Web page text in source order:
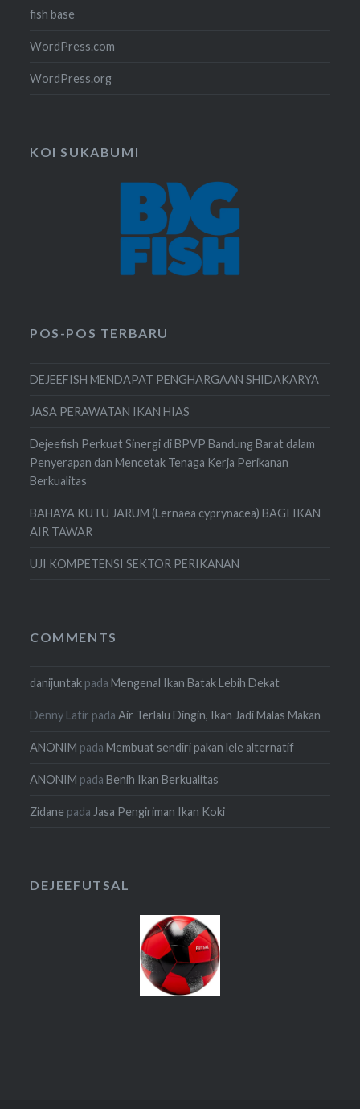
fish base
WordPress.com
WordPress.org
KOI SUKABUMI
POS-POS TERBARU
DEJEEFISH MENDAPAT PENGHARGAAN SHIDAKARYA
JASA PERAWATAN IKAN HIAS
Dejeefish Perkuat Sinergi di BPVP Bandung Barat dalam
Penyerapan dan Mencetak Tenaga Kerja Perikanan
Berkualitas
BAHAYA KUTU JARUM (Lernaea cyprynacea) BAGI IKAN
AIR TAWAR
UJI KOMPETENSI SEKTOR PERIKANAN
COMMENTS
danijuntak padaMengenal Ikan Batak Lebih Dekat
Denny Latir padaAir Terlalu Dingin, Ikan Jadi Malas Makan
ANONIM padaMembuat sendiri pakan lele alternatif
ANONIM padaBenih Ikan Berkualitas
Zidane padaJasa Pengiriman Ikan Koki
DEJEEFUTSAL